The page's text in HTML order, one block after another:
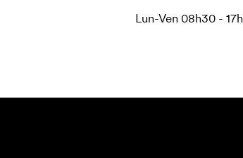
Lun-Ven 08h30 -